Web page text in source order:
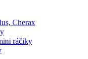
Cherax
ráčiky